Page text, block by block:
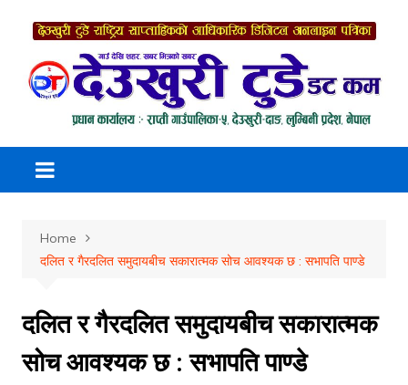
content
Home
दलित र गैरदलित समुदायबीच सकारात्मक सोच आवश्यक छ : सभापति पाण्डे
दलित र गैरदलित समुदायबीच सकारात्मक
सोच आवश्यक छ : सभापति पाण्डे